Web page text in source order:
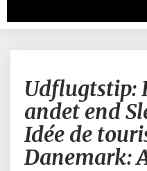
Udflugtstip:
andet end
Idée de
Danemark: